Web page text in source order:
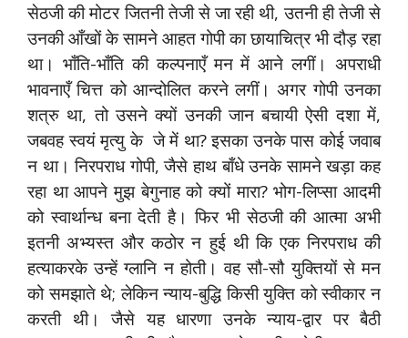
सेठजी की मोटर जितनी तेजी से जा रही थी, उतनी ही तेजी से
उनकी आँखों के सामने आहत गोपी का छायाचित्र भी दौड़ रहा
था। भाँति-भाँति की कल्पनाएँ मन में आने लगीं। अपराधी
भावनाएँ चित्त को आन्दोलित करने लगीं। अगर गोपी उनका
शत्रु था, तो उसने क्यों उनकी जान बचायी ऐसी दशा में,
जबवह स्वयं मृत्यु के जे में था? इसका उनके पास कोई जवाब
न था। निरपराध गोपी, जैसे हाथ बाँधे उनके सामने खड़ा कह
रहा था आपने मुझ बेगुनाह को क्यों मारा? भोग-लिप्सा आदमी
को स्वार्थान्ध बना देती है। फिर भी सेठजी की आत्मा अभी
इतनी अभ्यस्त और कठोर न हुई थी कि एक निरपराध की
हत्याकरके उन्हें ग्लानि न होती। वह सौ-सौ युक्तियों से मन
को समझाते थे; लेकिन न्याय-बुद्धि किसी युक्ति को स्वीकार न
करती थी। जैसे यह धारणा उनके न्याय-द्वार पर बैठी